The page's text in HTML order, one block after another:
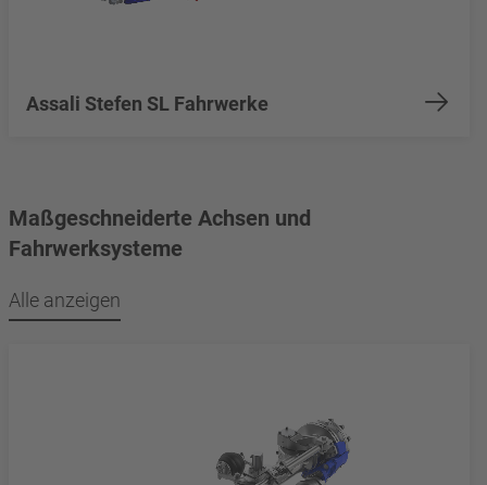
Assali Stefen SL Fahrwerke
Maßgeschneiderte Achsen und
Fahrwerksysteme
Alle anzeigen